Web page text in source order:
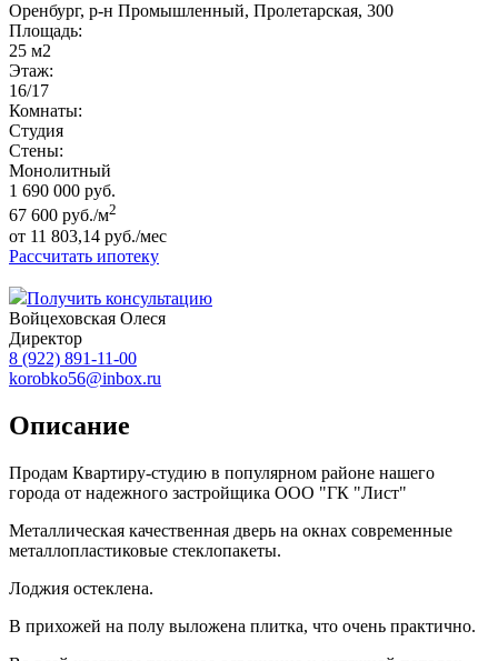
Оренбург, р-н Промышленный, Пролетарская, 300
Площадь:
25 м2
Этаж:
16/17
Комнаты:
Студия
Стены:
Монолитный
1 690 000 руб.
67 600 руб./м2
от 11 803,14 руб./мес
Рассчитать ипотеку
Получить консультацию
Войцеховская Олеся
Директор
8 (922) 891-11-00
korobko56@inbox.ru
Описание
Продам Квартиру-студию в популярном районе нашего
города от надежного застройщика ООО "ГК "Лист"
Металлическая качественная дверь на окнах современные
металлопластиковые стеклопакеты.
Лоджия остеклена.
В прихожей на полу выложена плитка, что очень практично.